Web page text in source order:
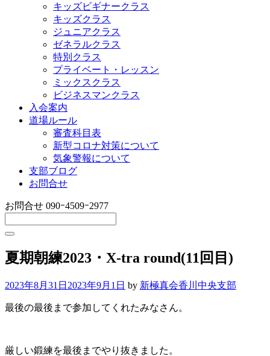
キッズビギナークラス
キッズクラス
ジュニアクラス
ゼネラルクラス
特別クラス
プライベート・レッスン
ミックスクラス
ビジネスマンクラス
入会案内
道場ルール
審査科目表
新型コロナ対策について
気象警報について
支部ブログ
お問合せ
お問合せ 090ｰ4509ｰ2977
夏期朝練2023・X-tra round(11回目)
2023年8月31日 2023年9月1日 by 新極真会香川中央支部
最後の最後まで参加してくれたみなさん。
厳しい鍛練を最後までやり抜きました。